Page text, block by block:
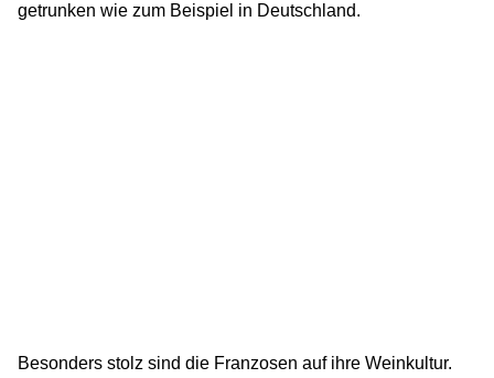
getrunken wie zum Beispiel in Deutschland.
Besonders stolz sind die Franzosen auf ihre Weinkultur.